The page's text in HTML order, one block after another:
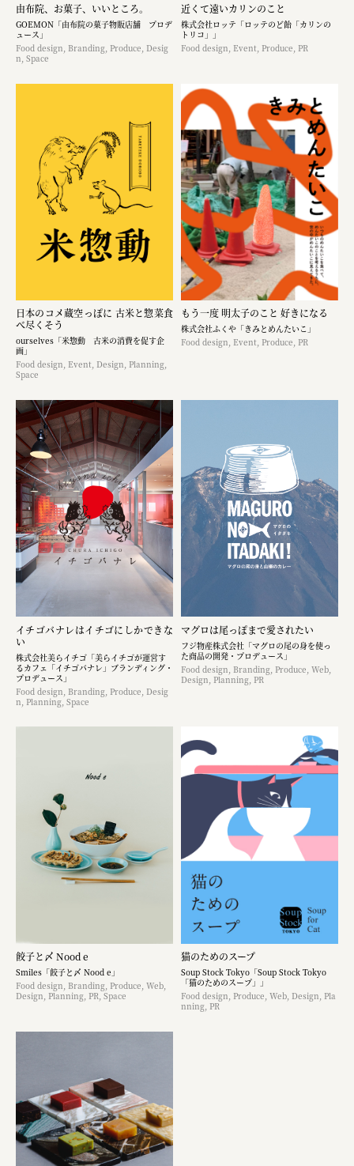
由布院、お菓子、いいところ。
GOEMON「由布院の菓子物販店舗 プロデ
ュース」
Food design, Branding, Produce, Desig
n, Space
近くて遠いカリンのこと
株式会社ロッテ「ロッテのど飴「カリンの
トリコ」」
Food design, Event, Produce, PR
日本のコメ蔵空っぽに 古米と惣菜食
べ尽くそう
ourselves「米惣動 古米の消費を促す企
画」
Food design, Event, Design, Planning,
Space
もう一度 明太子のこと 好きになる
株式会社ふくや「きみとめんたいこ」
Food design, Event, Produce, PR
イチゴバナレはイチゴにしかできな
い
株式会社美らイチゴ「美らイチゴが運営す
るカフェ「イチゴバナレ」ブランディング・
プロデュース」
Food design, Branding, Produce, Desig
n, Planning, Space
マグロは尾っぽまで愛されたい
フジ物産株式会社「マグロの尾の身を使っ
た商品の開発・プロデュース」
Food design, Branding, Produce, Web,
Design, Planning, PR
餃子と〆 Nood e
Smiles「餃子と〆 Nood e」
Food design, Branding, Produce, Web,
Design, Planning, PR, Space
猫のためのスープ
Soup Stock Tokyo「Soup Stock Tokyo
「猫のためのスープ」」
Food design, Produce, Web, Design, Pla
nning, PR